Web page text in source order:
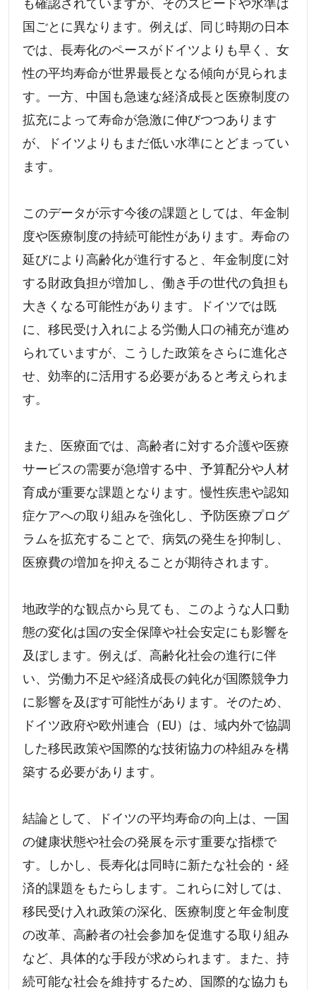
も確認されていますが、そのスピードや水準は
国ごとに異なります。例えば、同じ時期の日本
では、長寿化のペースがドイツよりも早く、女
性の平均寿命が世界最長となる傾向が見られま
す。一方、中国も急速な経済成長と医療制度の
拡充によって寿命が急激に伸びつつあります
が、ドイツよりもまだ低い水準にとどまってい
ます。
このデータが示す今後の課題としては、年金制
度や医療制度の持続可能性があります。寿命の
延びにより高齢化が進行すると、年金制度に対
する財政負担が増加し、働き手の世代の負担も
大きくなる可能性があります。ドイツでは既
に、移民受け入れによる労働人口の補充が進め
られていますが、こうした政策をさらに進化さ
せ、効率的に活用する必要があると考えられま
す。
また、医療面では、高齢者に対する介護や医療
サービスの需要が急増する中、予算配分や人材
育成が重要な課題となります。慢性疾患や認知
症ケアへの取り組みを強化し、予防医療プログ
ラムを拡充することで、病気の発生を抑制し、
医療費の増加を抑えることが期待されます。
地政学的な観点から見ても、このような人口動
態の変化は国の安全保障や社会安定にも影響を
及ぼします。例えば、高齢化社会の進行に伴
い、労働力不足や経済成長の鈍化が国際競争力
に影響を及ぼす可能性があります。そのため、
ドイツ政府や欧州連合（EU）は、域内外で協調
した移民政策や国際的な技術協力の枠組みを構
築する必要があります。
結論として、ドイツの平均寿命の向上は、一国
の健康状態や社会の発展を示す重要な指標で
す。しかし、長寿化は同時に新たな社会的・経
済的課題をもたらします。これらに対しては、
移民受け入れ政策の深化、医療制度と年金制度
の改革、高齢者の社会参加を促進する取り組み
など、具体的な手段が求められます。また、持
続可能な社会を維持するため、国際的な協力も